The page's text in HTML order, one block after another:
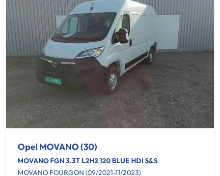
Opel MOVANO (30)
MOVANO FGN 3.3T L2H2 120 BLUE HDI S&S
MOVANO FOURGON (09/2021-11/2023)